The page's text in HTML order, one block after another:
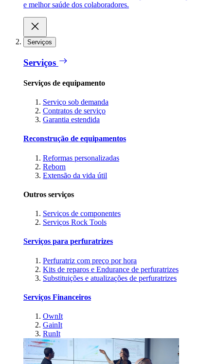
e melhor saúde dos colaboradores.
Serviços
Serviços
Serviços de equipamento
Serviço sob demanda
Contratos de serviço
Garantia estendida
Reconstrução de equipamentos
Reformas personalizadas
Reborn
Extensão da vida útil
Outros serviços
Serviços de componentes
Serviços Rock Tools
Serviços para perfuratrizes
Perfuratriz com preço por hora
Kits de reparos e Endurance de perfuratrizes
Substituições e atualizações de perfuratrizes
Serviços Financeiros
OwnIt
GainIt
RunIt